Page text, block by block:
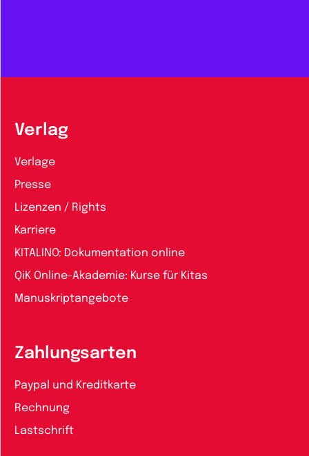
Verlag
Verlage
Presse
Lizenzen / Rights
Karriere
KITALINO: Dokumentation online
QiK Online-Akademie: Kurse für Kitas
Manuskriptangebote
Zahlungsarten
Paypal und Kreditkarte
Rechnung
Lastschrift